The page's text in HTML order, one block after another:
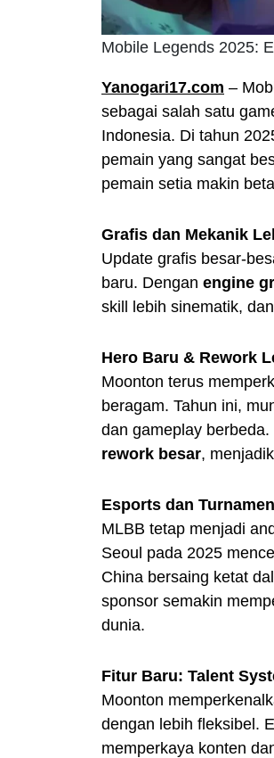
Mobile Legends 2025:
Yanogari17.com –
sebagai salah satu
Indonesia. Di tahun
pemain yang sangat
pemain setia makin
Grafis dan Mekanik
Update grafis besar-
baru. Dengan engine
skill lebih sinematik,
Hero Baru & Rework
Moonton terus
beragam. Tahun ini,
dan gameplay
rework besar,
Esports dan
MLBB tetap menjadi
Seoul pada 2025
China bersaing ketat
sponsor semakin
dunia.
Fitur Baru: Talent
Moonton
dengan lebih fleksibel.
memperkaya konten